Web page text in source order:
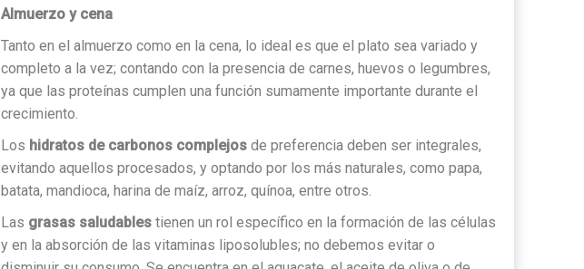
Almuerzo y cena
Tanto en el almuerzo como en la cena, lo ideal es que el plato sea variado y
completo a la vez; contando con la presencia de carnes, huevos o legumbres,
ya que las proteínas cumplen una función sumamente importante durante el
crecimiento.
Los hidratos de carbonos complejos de preferencia deben ser integrales,
evitando aquellos procesados, y optando por los más naturales, como papa,
batata, mandioca, harina de maíz, arroz, quínoa, entre otros.
Las grasas saludables tienen un rol específico en la formación de las células
y en la absorción de las vitaminas liposolubles; no debemos evitar o